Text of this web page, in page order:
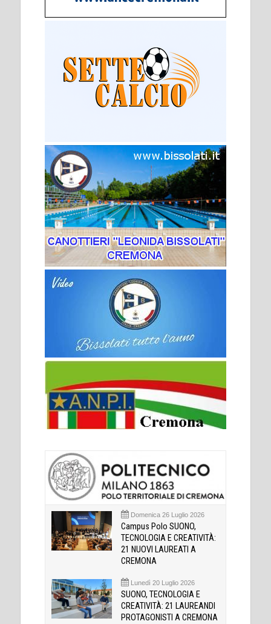
Domenica 26 Luglio 2026
Campus Polo SUONO,
TECNOLOGIA E CREATIVITÀ:
21 NUOVI LAUREATI A
CREMONA
Lunedì 20 Luglio 2026
SUONO, TECNOLOGIA E
CREATIVITÀ: 21 LAUREANDI
PROTAGONISTI A CREMONA